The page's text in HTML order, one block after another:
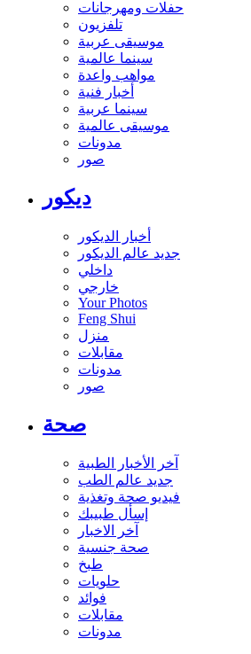
حفلات ومهرجانات
تلفزيون
موسيقى عربية
سينما عالمية
مواهب واعدة
أخبار فنية
سينما عربية
موسيقى عالمية
مدونات
صور
ديكور
أخبار الديكور
جديد عالم الديكور
داخلي
خارجي
Your Photos
Feng Shui
منزل
مقابلات
مدونات
صور
صحة
آخر الأخبار الطبية
جديد عالم الطب
فيديو صحة وتغذية
إسأل طبيبك
آخر الاخبار
صحة جنسية
طبخ
حلويات
فوائد
مقابلات
مدونات